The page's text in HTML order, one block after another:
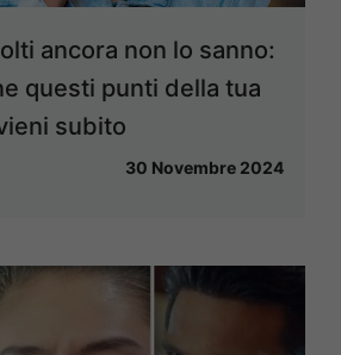
ancora non lo sanno:
questi punti della tua
subito
30 Novembre 2024